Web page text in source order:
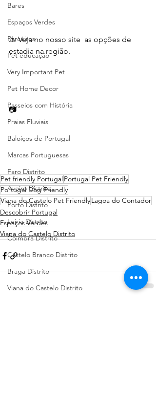
Bares
Espaços Verdes
Parceiros
Pet educação
Very Important Pet
Pet Home Decor
Passeios com História
Praias Fluviais
Baloiços de Portugal
Marcas Portuguesas
Faro Distrito
Aveiro Distrito
Porto Distrito
Leiria Distrito
Coimbra Distrito
Castelo Branco Distrito
Braga Distrito
Viana do Castelo Distrito
⚠️ Veja no nosso site  as opções de
estadia na região.
📷
Pet friendly Portugal Portugal Pet Friendly
Portugal Dog Friendly
Viana do Castelo Pet FriendlyLagoa do Contador
Descobrir Portugal
Espaços Verdes
Viana do Castelo Distrito